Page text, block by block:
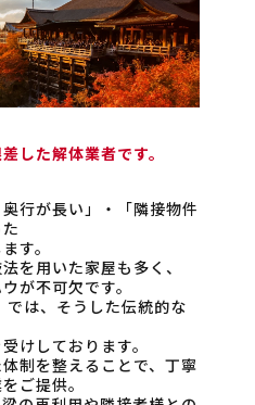
した解体業者です。
行が長い」・「隣接物件
す。
を用いた家屋も多く、
が不可欠です。
は、そうした伝統的な
けしております。
制を整えることで、丁寧
ご提供。